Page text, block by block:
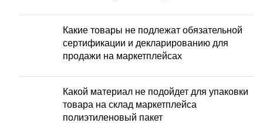
Какие товары не подлежат обязательной
сертификации и декларированию для
продажи на маркетплейсах
Какой материал не подойдет для упаковки
товара на склад маркетплейса
полиэтиленовый пакет